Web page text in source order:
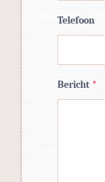
Telefoon
Bericht *